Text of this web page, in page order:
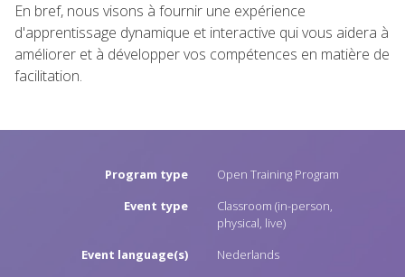
En bref, nous visons à fournir une expérience
d'apprentissage dynamique et interactive qui vous aidera à
améliorer et à développer vos compétences en matière de
facilitation.
Program type
Open Training Program
Event type
Classroom (in-person,
physical, live)
Event language(s)
Nederlands